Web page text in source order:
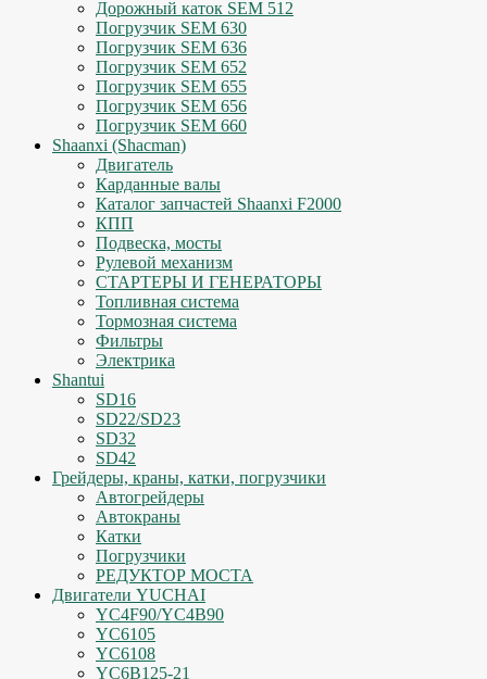
Дорожный каток SEM 512
Погрузчик SEM 630
Погрузчик SEM 636
Погрузчик SEM 652
Погрузчик SEM 655
Погрузчик SEM 656
Погрузчик SEM 660
Shaanxi (Shacman)
Двигатель
Карданные валы
Каталог запчастей Shaanxi F2000
КПП
Подвеска, мосты
Рулевой механизм
СТАРТЕРЫ И ГЕНЕРАТОРЫ
Топливная система
Тормозная система
Фильтры
Электрика
Shantui
SD16
SD22/SD23
SD32
SD42
Грейдеры, краны, катки, погрузчики
Автогрейдеры
Автокраны
Катки
Погрузчики
РЕДУКТОР МОСТА
Двигатели YUCHAI
YC4F90/YC4B90
YC6105
YC6108
YC6B125-21